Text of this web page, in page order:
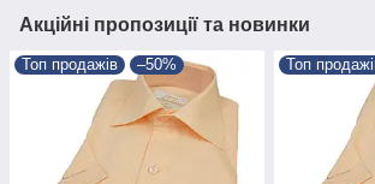
Акційні пропозиції та новинки
Топ продажів –50% Топ